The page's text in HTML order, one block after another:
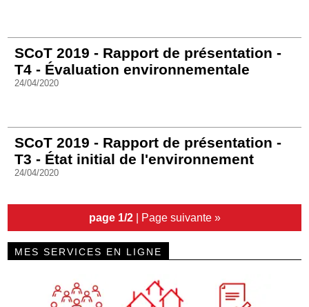
SCoT 2019 - Rapport de présentation -
T4 - Évaluation environnementale
24/04/2020
SCoT 2019 - Rapport de présentation -
T3 - État initial de l'environnement
24/04/2020
page 1/2| Page suivante »
MES SERVICES EN LIGNE